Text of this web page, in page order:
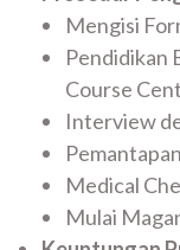
Mengisi
Pendidikan
Course
Interview
Medical
Mulai